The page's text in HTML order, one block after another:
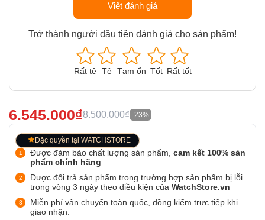
Viết đánh giá
Trở thành người đầu tiên đánh giá cho sản phẩm!
Rất tệ Tệ Tạm ổn Tốt Rất tốt
6.545.000₫8.500.000₫ -23%
Đặc quyền tại WATCHSTORE
Được đảm bảo chất lượng sản phẩm, cam kết 100% sản
phẩm chính hãng
Được đổi trả sản phẩm trong trường hợp sản phẩm bị lỗi
trong vòng 3 ngày theo điều kiện của WatchStore.vn
Miễn phí vận chuyển toàn quốc, đồng kiểm trực tiếp khi
giao nhận.